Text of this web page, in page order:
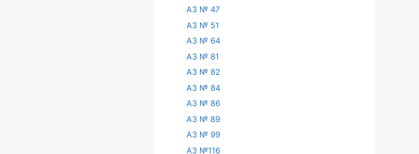
АЗ № 47
АЗ № 51
АЗ № 64
АЗ № 81
АЗ № 82
АЗ № 84
АЗ № 86
АЗ № 89
АЗ № 99
АЗ №116